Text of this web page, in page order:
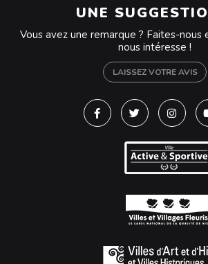
UNE
Vous avez une remarque ? Faites-nous
nous intéresse !
LAISSEZ VOTRE AVIS
Lien vers le compte
Lien vers le
Lien